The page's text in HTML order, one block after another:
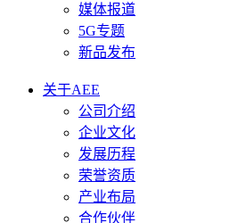
媒体报道
5G专题
新品发布
关于AEE
公司介绍
企业文化
发展历程
荣誉资质
产业布局
合作伙伴